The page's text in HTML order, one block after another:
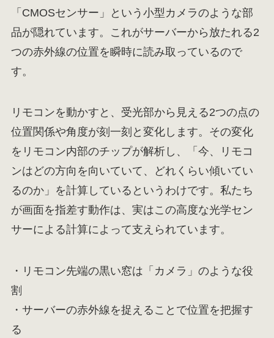
「CMOSセンサー」という小型カメラのような部
品が隠れています。これがサーバーから放たれる2
つの赤外線の位置を瞬時に読み取っているので
す。
リモコンを動かすと、受光部から見える2つの点の
位置関係や角度が刻一刻と変化します。その変化
をリモコン内部のチップが解析し、「今、リモコ
ンはどの方向を向いていて、どれくらい傾いてい
るのか」を計算しているというわけです。私たち
が画面を指差す動作は、実はこの高度な光学セン
サーによる計算によって支えられています。
・リモコン先端の黒い窓は「カメラ」のような役
割
・サーバーの赤外線を捉えることで位置を把握す
る